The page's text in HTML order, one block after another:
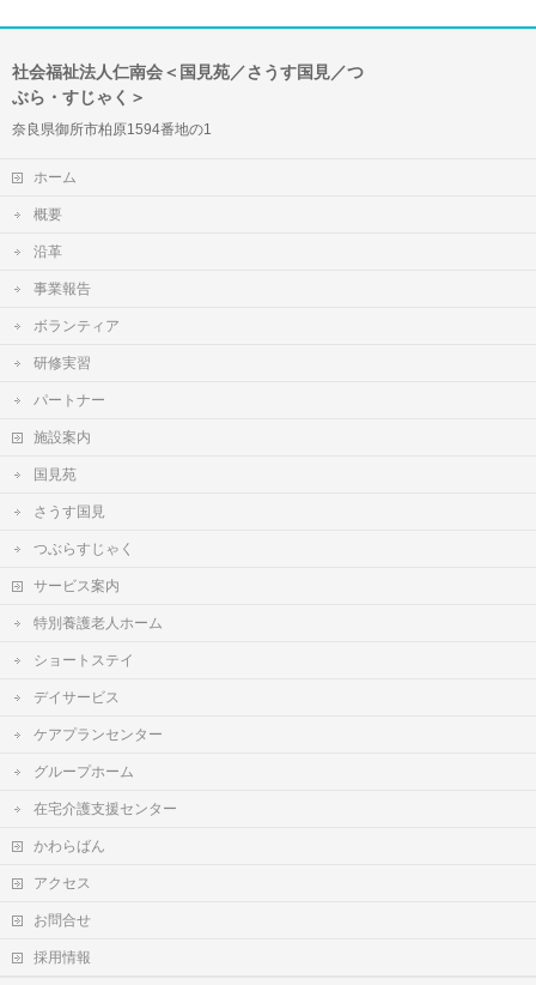
社会福祉法人仁南会＜国見苑／さうす国見／つ
ぶら・すじゃく＞
奈良県御所市柏原1594番地の1
ホーム
概要
沿革
事業報告
ボランティア
研修実習
パートナー
施設案内
国見苑
さうす国見
つぶらすじゃく
サービス案内
特別養護老人ホーム
ショートステイ
デイサービス
ケアプランセンター
グループホーム
在宅介護支援センター
かわらばん
アクセス
お問合せ
採用情報